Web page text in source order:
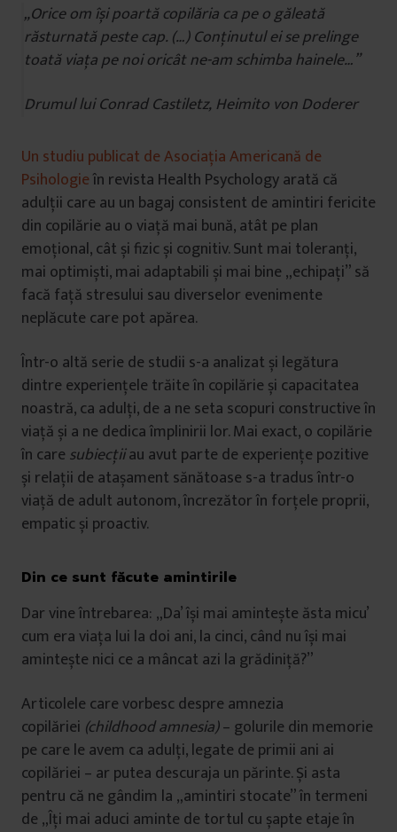
„Orice om își poartă copilăria ca pe o găleată
răsturnată peste cap. (…) Conținutul ei se prelinge
toată viața pe noi oricât ne-am schimba hainele…”
Drumul lui Conrad Castiletz, Heimito von Doderer
Un studiu publicat de Asociația Americană de
Psihologieîn revista Health Psychology arată că
adulții care au un bagaj consistent de amintiri fericite
din copilărie au o viață mai bună, atât pe plan
emoțional, cât și fizic și cognitiv. Sunt mai toleranți,
mai optimiști, mai adaptabili și mai bine „echipați” să
facă față stresului sau diverselor evenimente
neplăcute care pot apărea.
Într-o altă serie de studii s-a analizat și legătura
dintre experiențele trăite în copilărie și capacitatea
noastră, ca adulți, de a ne seta scopuri constructive în
viață și a ne dedica împlinirii lor. Mai exact, o copilărie
în care subiecțiiau avut parte de experiențe pozitive
și relații de atașament sănătoase s-a tradus într-o
viață de adult autonom, încrezător în forțele proprii,
empatic și proactiv.
Din ce sunt făcute amintirile
Dar vine întrebarea: „Da’ își mai amintește ăsta micu’
cum era viața lui la doi ani, la cinci, când nu își mai
amintește nici ce a mâncat azi la grădiniță?”
Articolele care vorbesc despre amnezia
copilăriei (childhood amnesia)– golurile din memorie
pe care le avem ca adulți, legate de primii ani ai
copilăriei – ar putea descuraja un părinte. Și asta
pentru că ne gândim la „amintiri stocate” în termeni
de „Îți mai aduci aminte de tortul cu șapte etaje în